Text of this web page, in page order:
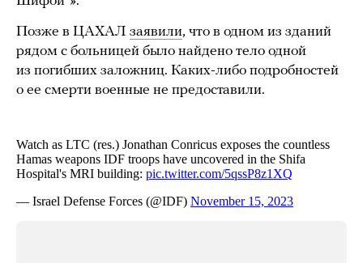
Позже в ЦАХАЛ заявили, что в одном из зданий
рядом с больницей было найдено тело одной
из погибших заложниц. Каких-либо подробностей
о ее смерти военные не предоставили.